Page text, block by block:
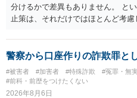
分けるかで差異もありません。 と
止策は、それだけではほとんど考
やカウンセリング・治療の内容 ・
護観察所と連携した職業支援の内
督者の証言 など、証拠で担保され
なければあまり意味がありません。
あれば本人の反省の言葉だけで十分
警察から口座作りの詐欺罪と
#被害者 #加害者 #特殊詐欺 #冤罪・無
#前科・前歴をつけたくない
2026年8月6日